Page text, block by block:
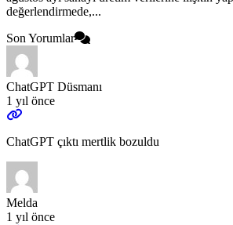
değerlendirmede,...
Son Yorumlar
ChatGPT Düsmanı
1 yıl önce
ChatGPT çıktı mertlik bozuldu
Melda
1 yıl önce